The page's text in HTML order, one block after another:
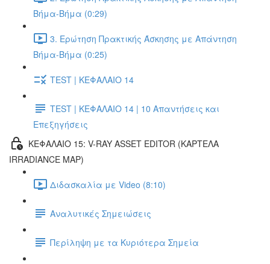
Βήμα-Βήμα (0:29)
3. Ερώτηση Πρακτικής Άσκησης με Απάντηση
Βήμα-Βήμα (0:25)
TEST | ΚΕΦΑΛΑΙΟ 14
TEST | ΚΕΦΑΛΑΙΟ 14 | 10 Απαντήσεις και
Επεξηγήσεις
ΚΕΦΑΛΑΙΟ 15: V-RAY ASSET EDITOR (ΚΑΡΤΕΛΑ
IRRADIANCE MAP)
Διδασκαλία με Video (8:10)
Αναλυτικές Σημειώσεις
Περίληψη με τα Κυριότερα Σημεία